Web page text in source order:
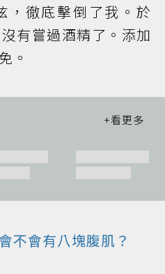
，徹底擊倒了我。於
有嘗過酒精了。添加
。
不會有八塊腹肌？